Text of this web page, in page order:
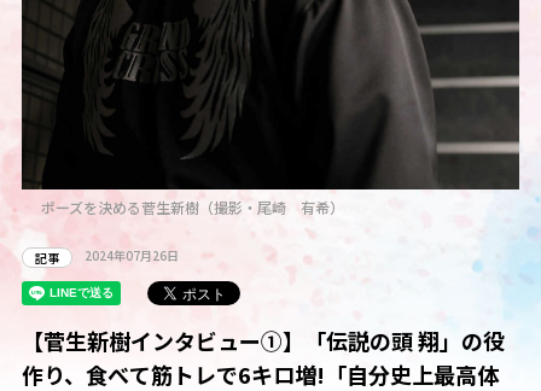
ポーズを決める菅生新樹（撮影・尾崎 有希）
記事 2024年07月26日
【菅生新樹インタビュー①】「伝説の頭 翔」の役
作り、食べて筋トレで6キロ増!「自分史上最高体